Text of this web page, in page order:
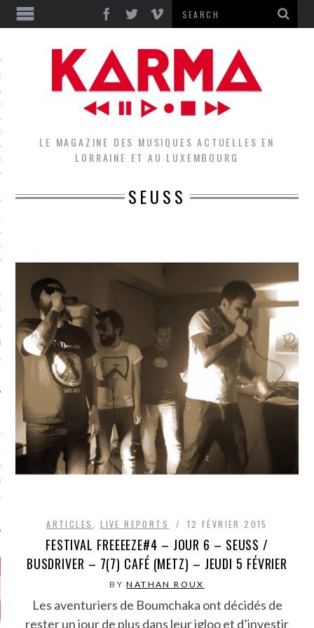
GROUPES DU LOCAL
LE MAGAZINE DES MUSIQUES ACTUELLES EN
LORRAINE ET AU LUXEMBOURG
SEUSS
ARTICLES ,LIVE REPORTS 12 FÉVRIER 2015
FESTIVAL FREEEEZE#4 – JOUR 6 – SEUSS /
BUSDRIVER – 7(7) CAFÉ (METZ) – JEUDI 5 FÉVRIER
BYNATHAN ROUX
Les aventuriers de Boumchaka ont décidés de
rester un jour de plus dans leur igloo et d’investir